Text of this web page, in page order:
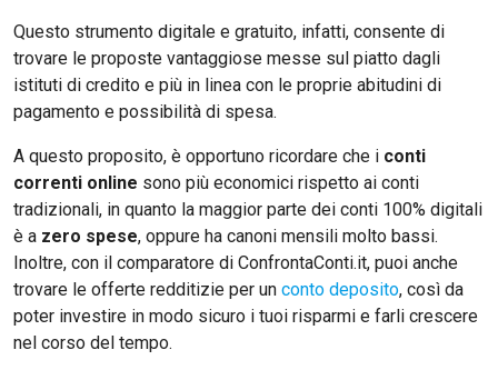
Questo strumento digitale e gratuito, infatti, consente di
trovare le proposte vantaggiose messe sul piatto dagli
istituti di credito e più in linea con le proprie abitudini di
pagamento e possibilità di spesa.
A questo proposito, è opportuno ricordare che i conti
correnti online sono più economici rispetto ai conti
tradizionali, in quanto la maggior parte dei conti 100% digitali
è a zero spese, oppure ha canoni mensili molto bassi.
Inoltre, con il comparatore di ConfrontaConti.it, puoi anche
trovare le offerte redditizie per un conto deposito, così da
poter investire in modo sicuro i tuoi risparmi e farli crescere
nel corso del tempo.